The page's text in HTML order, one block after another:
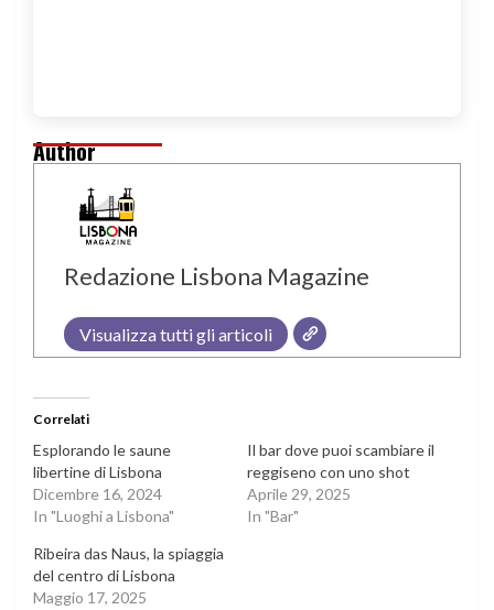
Author
Redazione Lisbona Magazine
Visualizza tutti gli articoli
Correlati
Esplorando le saune
libertine di Lisbona
Dicembre 16, 2024
In "Luoghi a Lisbona"
Il bar dove puoi scambiare il
reggiseno con uno shot
Aprile 29, 2025
In "Bar"
Ribeira das Naus, la spiaggia
del centro di Lisbona
Maggio 17, 2025